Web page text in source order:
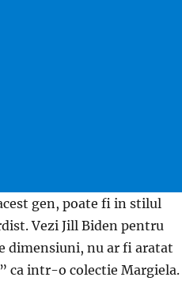
gen, poate fi in stilul
Vezi Jill Biden pentru
dimensiuni, nu ar fi aratat
ca intr-o colectie Margiela.